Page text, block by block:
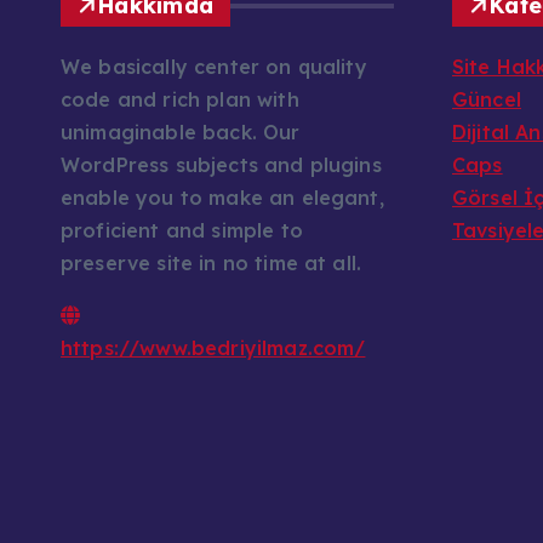
Hakkımda
We basically center on quality
code and rich plan with
unimaginable back. Our
WordPress subjects and plugins
enable you to make an elegant,
proficient and simple to
preserve site in no time at all.
https://www.bedriyilmaz.com/
Site
Güncel
Dijital
Caps
Görsel